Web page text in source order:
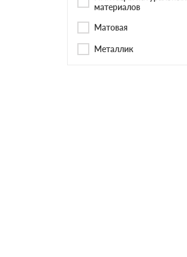
материалов
Матовая
Металлик